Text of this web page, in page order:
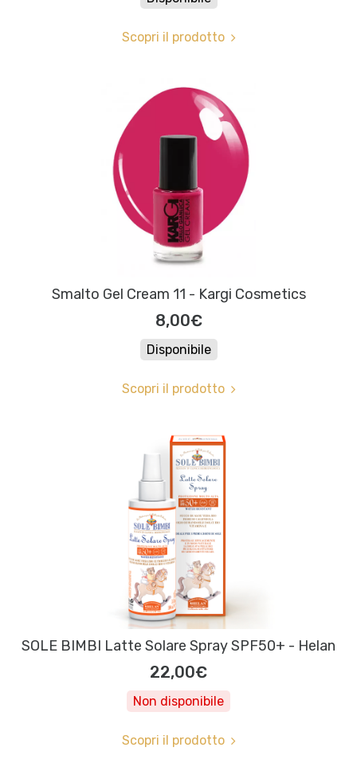
Scopri il prodotto
Smalto Gel Cream 11 - Kargi Cosmetics
8,00€
Disponibile
Scopri il prodotto
SOLE BIMBI Latte Solare Spray SPF50+ - Helan
22,00€
Non disponibile
Scopri il prodotto